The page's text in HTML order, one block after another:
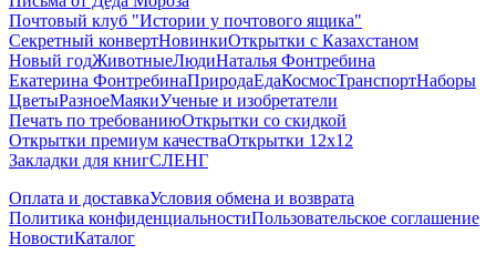
Почтовый клуб "Истории у почтового ящика"
Секретный конвертНовинкиОткрытки с Казахстаном
Новый годЖивотныеЛюдиНаталья Фонтребина
Екатерина ФонтребинаПриродаЕдаКосмосТранспортНаборы
ЦветыРазноеМаякиУченые и изобретатели
Печать по требованиюОткрытки со скидкой
Открытки премиум качестваОткрытки 12х12
Закладки для книгСЛЕНГ
Оплата и доставкаУсловия обмена и возврата
Политика конфиденциальностиПользовательское соглашение
НовостиКаталог